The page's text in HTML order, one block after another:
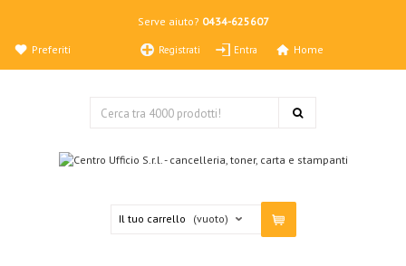
Serve aiuto? 0434-625607
Registrati Entra
Preferiti Home
Il tuo carrello (vuoto)